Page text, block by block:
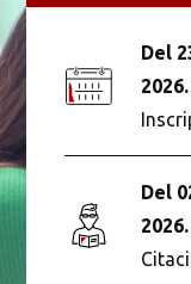
Del
2026.
Del